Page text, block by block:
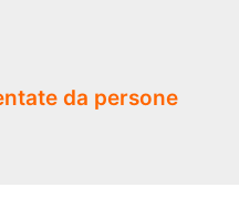
da persone